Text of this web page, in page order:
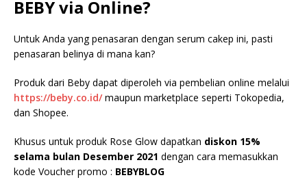
BEBY via Online?
Untuk Anda yang penasaran dengan serum cakep ini, pasti
penasaran belinya di mana kan?
Produk dari Beby dapat diperoleh via pembelian online melalui
https://beby.co.id/maupun marketplace seperti Tokopedia,
dan Shopee.
Khusus untuk produk Rose Glow dapatkan diskon 15%
selama bulan Desember 2021 dengan cara memasukkan
kode Voucher promo : BEBYBLOG